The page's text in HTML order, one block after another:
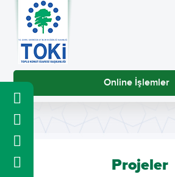
Online İşlemler
Projeler